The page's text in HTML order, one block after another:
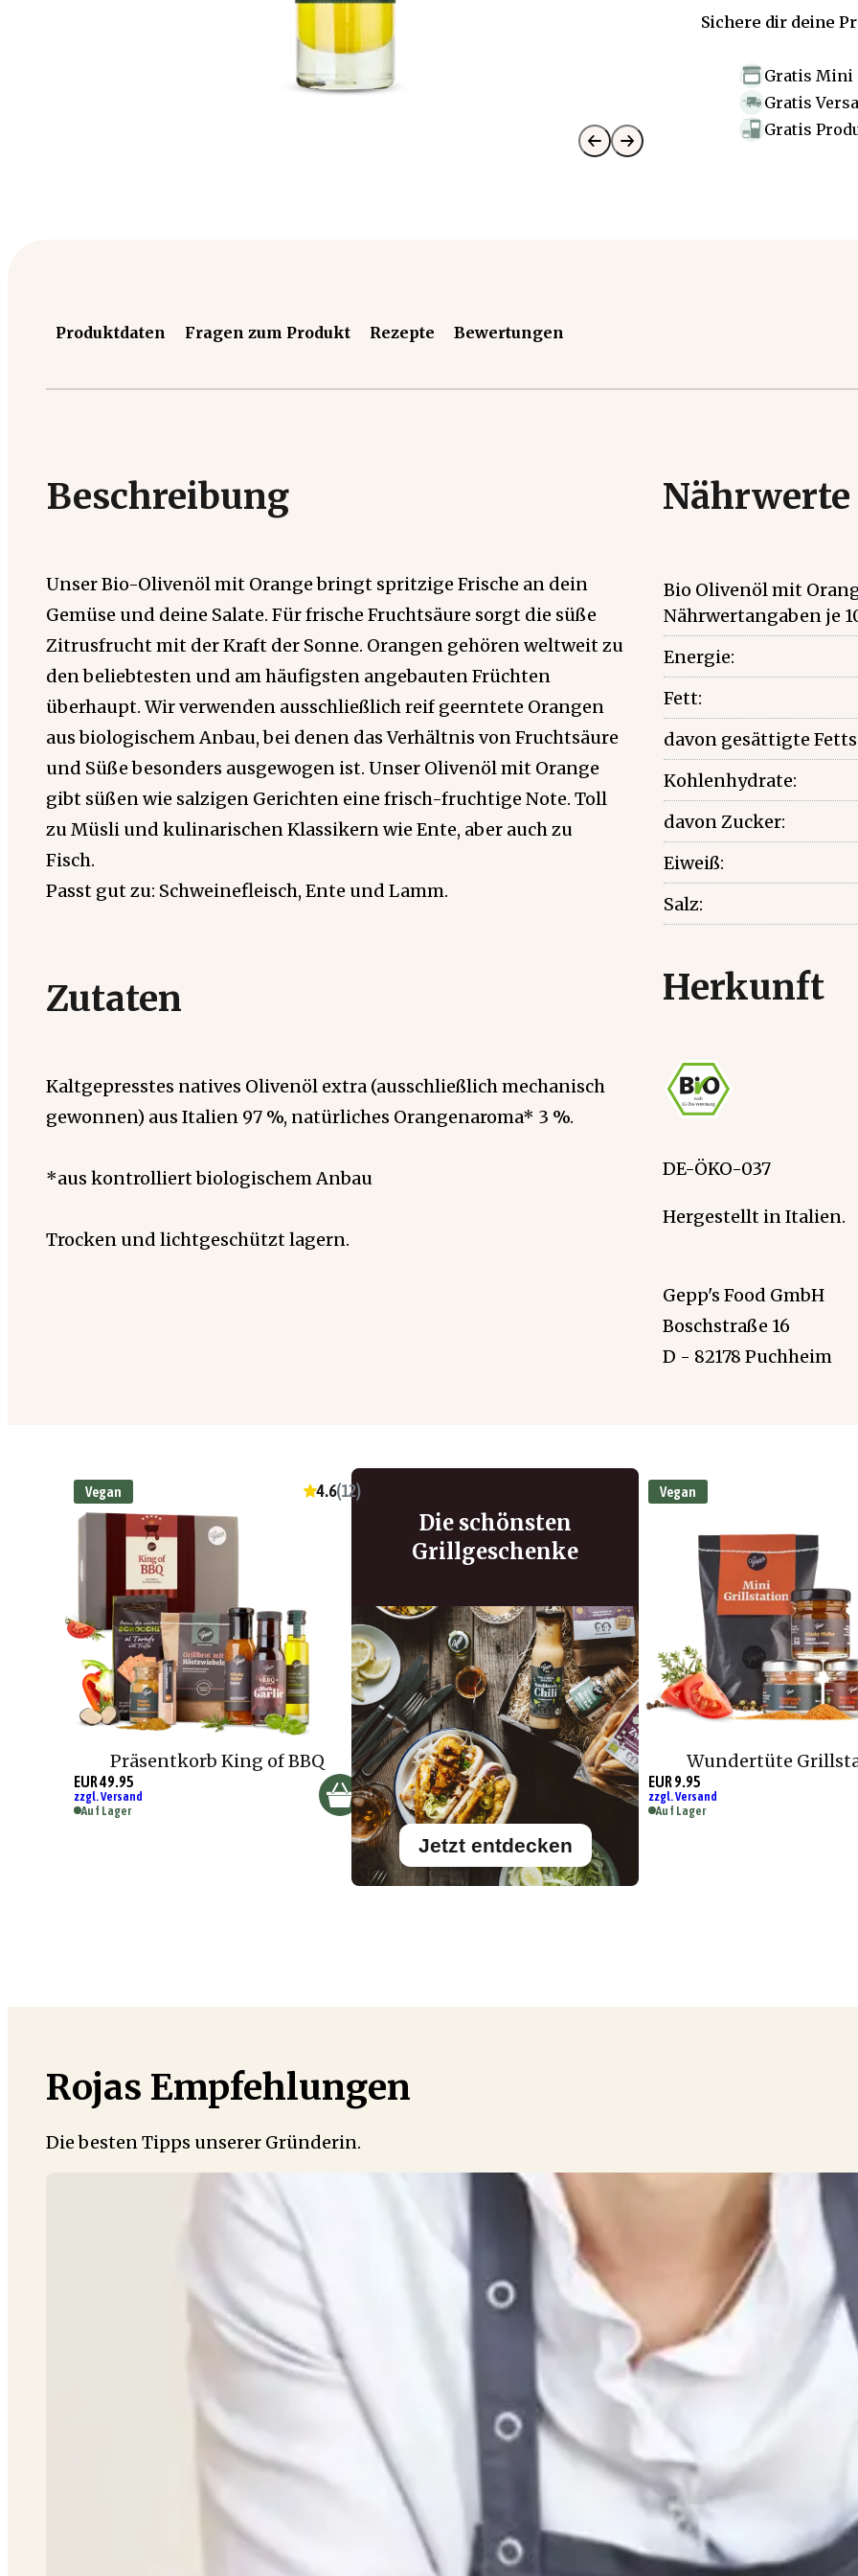
Sichere dir deine
Gratis Mini
Gratis
Gratis
Produktdaten Fragen zum Produkt Rezepte Bewertungen
Beschreibung
Unser Bio-Olivenöl mit Orange bringt spritzige Frische an dein
Gemüse und deine Salate. Für frische Fruchtsäure sorgt die süße
Zitrusfrucht mit der Kraft der Sonne. Orangen gehören weltweit zu
den beliebtesten und am häufigsten angebauten Früchten
überhaupt. Wir verwenden ausschließlich reif geerntete Orangen
aus biologischem Anbau, bei denen das Verhältnis von Fruchtsäure
und Süße besonders ausgewogen ist. Unser Olivenöl mit Orange
gibt süßen wie salzigen Gerichten eine frisch-fruchtige Note. Toll
zu Müsli und kulinarischen Klassikern wie Ente, aber auch zu
Fisch.
Passt gut zu: Schweinefleisch, Ente und Lamm.
Zutaten
Kaltgepresstes natives Olivenöl extra (ausschließlich mechanisch
gewonnen) aus Italien 97 %, natürliches Orangenaroma* 3 %.
*aus kontrolliert biologischem Anbau
Trocken und lichtgeschützt lagern.
Nährwerte
Bio Olivenöl mit
Nährwertangaben je
Energie:
Fett:
davon gesättigte
Kohlenhydrate:
davon Zucker:
Eiweiß:
Salz:
Herkunft
DE-ÖKO-037
Hergestellt in Italien.
Gepp's Food GmbH
Boschstraße 16
D - 82178 Puchheim
Vegan 4.6(12)
Präsentkorb King of BBQ
EUR 49.95
zzgl. Versand
Auf Lager
Die schönsten
Grillgeschenke
Jetzt entdecken
Vegan
Wundertüte
EUR 9.95
zzgl. Versand
Auf Lager
Rojas Empfehlungen
Die besten Tipps unserer Gründerin.